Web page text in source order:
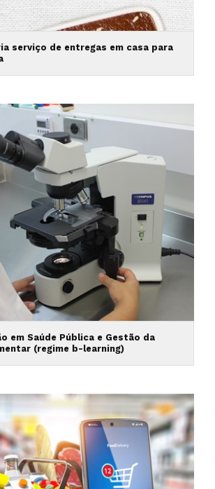
serviço de entregas em casa para
em Saúde Pública e Gestão da
(regime b-learning)